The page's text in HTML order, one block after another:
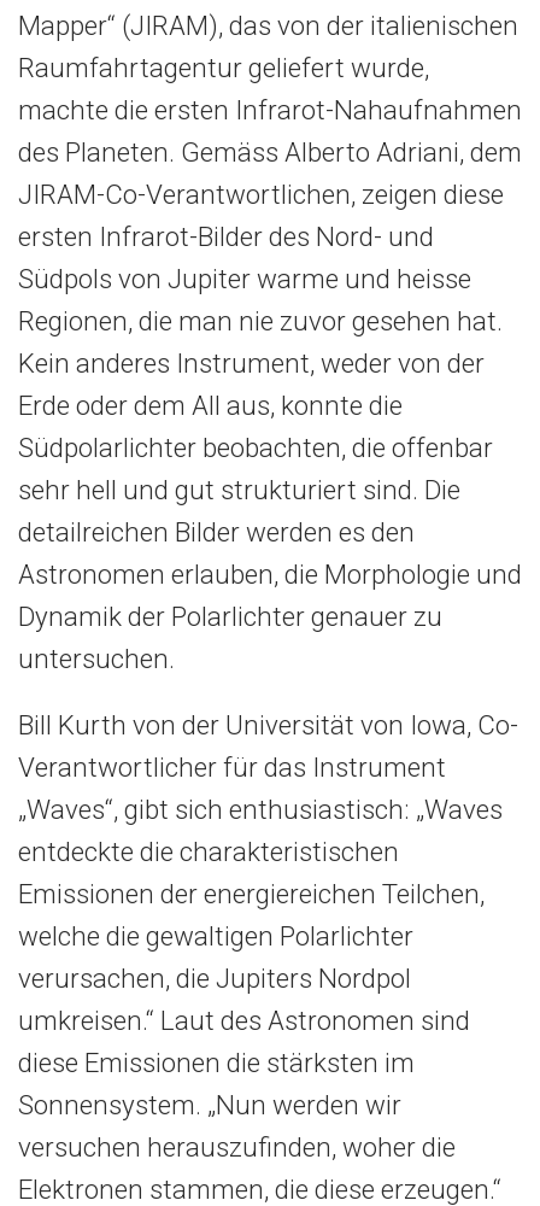
Mapper“ (JIRAM), das von der italienischen
Raumfahrtagentur geliefert wurde,
machte die ersten Infrarot-Nahaufnahmen
des Planeten. Gemäss Alberto Adriani, dem
JIRAM-Co-Verantwortlichen, zeigen diese
ersten Infrarot-Bilder des Nord- und
Südpols von Jupiter warme und heisse
Regionen, die man nie zuvor gesehen hat.
Kein anderes Instrument, weder von der
Erde oder dem All aus, konnte die
Südpolarlichter beobachten, die offenbar
sehr hell und gut strukturiert sind. Die
detailreichen Bilder werden es den
Astronomen erlauben, die Morphologie und
Dynamik der Polarlichter genauer zu
untersuchen.
Bill Kurth von der Universität von Iowa, Co-
Verantwortlicher für das Instrument
„Waves“, gibt sich enthusiastisch: „Waves
entdeckte die charakteristischen
Emissionen der energiereichen Teilchen,
welche die gewaltigen Polarlichter
verursachen, die Jupiters Nordpol
umkreisen.“ Laut des Astronomen sind
diese Emissionen die stärksten im
Sonnensystem. „Nun werden wir
versuchen herauszufinden, woher die
Elektronen stammen, die diese erzeugen.“